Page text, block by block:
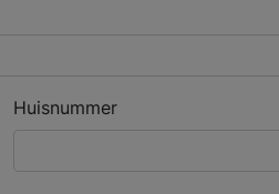
Huisnummer